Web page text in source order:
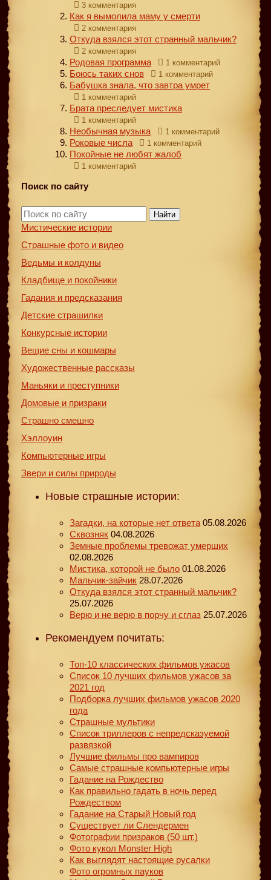
3 комментария
Как я вымолила маму у смерти
2 комментария
Откуда взялся этот странный мальчик?
2 комментария
Родовая программа 1 комментарий
Боюсь таких снов 1 комментарий
Бабушка знала, что завтра умрет
1 комментарий
Брата преследует мистика
1 комментарий
Необычная музыка 1 комментарий
Роковые числа 1 комментарий
Покойные не любят жалоб
1 комментарий
Поиск по сайту
Найти
Мистические истории
Страшные фото и видео
Ведьмы и колдуны
Кладбище и покойники
Гадания и предсказания
Детские страшилки
Конкурсные истории
Вещие сны и кошмары
Художественные рассказы
Маньяки и преступники
Домовые и призраки
Страшно смешно
Хэллоуин
Компьютерные игры
Звери и силы природы
Новые страшные истории:
Загадки, на которые нет ответа 05.08.2026
Сквозняк 04.08.2026
Земные проблемы тревожат умерших
02.08.2026
Мистика, которой не было 01.08.2026
Мальчик-зайчик 28.07.2026
Откуда взялся этот странный мальчик?
25.07.2026
Верю и не верю в порчу и сглаз 25.07.2026
Рекомендуем почитать:
Топ-10 классических фильмов ужасов
Список 10 лучших фильмов ужасов за
2021 год
Подборка лучших фильмов ужасов 2020
года
Страшные мультики
Список триллеров с непредсказуемой
развязкой
Лучшие фильмы про вампиров
Самые страшные компьютерные игры
Гадание на Рождество
Как правильно гадать в ночь перед
Рождеством
Гадание на Старый Новый год
Существует ли Слендермен
Фотографии призраков (50 шт.)
Фото кукол Monster High
Как выглядят настоящие русалки
Фото огромных пауков